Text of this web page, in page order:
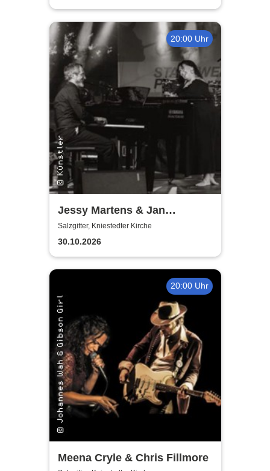
20:00 Uhr
Jessy Martens & Jan
Fischer's Blues Support
Salzgitter, Kniestedter Kirche
30.10.2026
20:00 Uhr
Meena Cryle & Chris Fillmore